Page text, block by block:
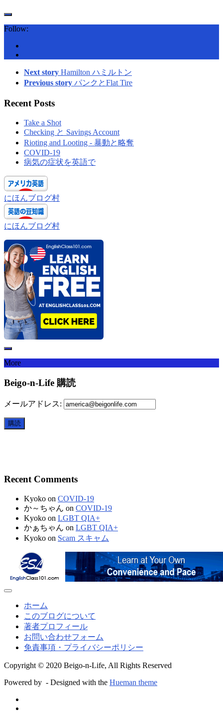
Follow:
Next story Hamilton ハミルトン
Previous story パンクとFlat Tire
Recent Posts
Take a Shot
Checking と Savings Account
Rioting and Looting - 暴動と略奪
COVID-19
病気の症状を英語で
にほんブログ村
にほんブログ村
More
Beigo-n-Life 購読
メールアドレス:
Recent Comments
Kyoko on COVID-19
か～ちゃん on COVID-19
Kyoko on LGBT QIA+
かぁちゃん on LGBT QIA+
Kyoko on Scam スキャム
ホーム
このブログについて
著者プロフィール
お問い合わせフォーム
免責事項・プライバシーポリシー
Copyright © 2020 Beigo-n-Life, All Rights Reserved
Powered by - Designed with the Hueman theme